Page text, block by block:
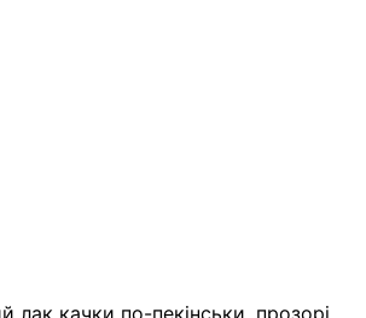
лак качки по-пекінськи, прозорі